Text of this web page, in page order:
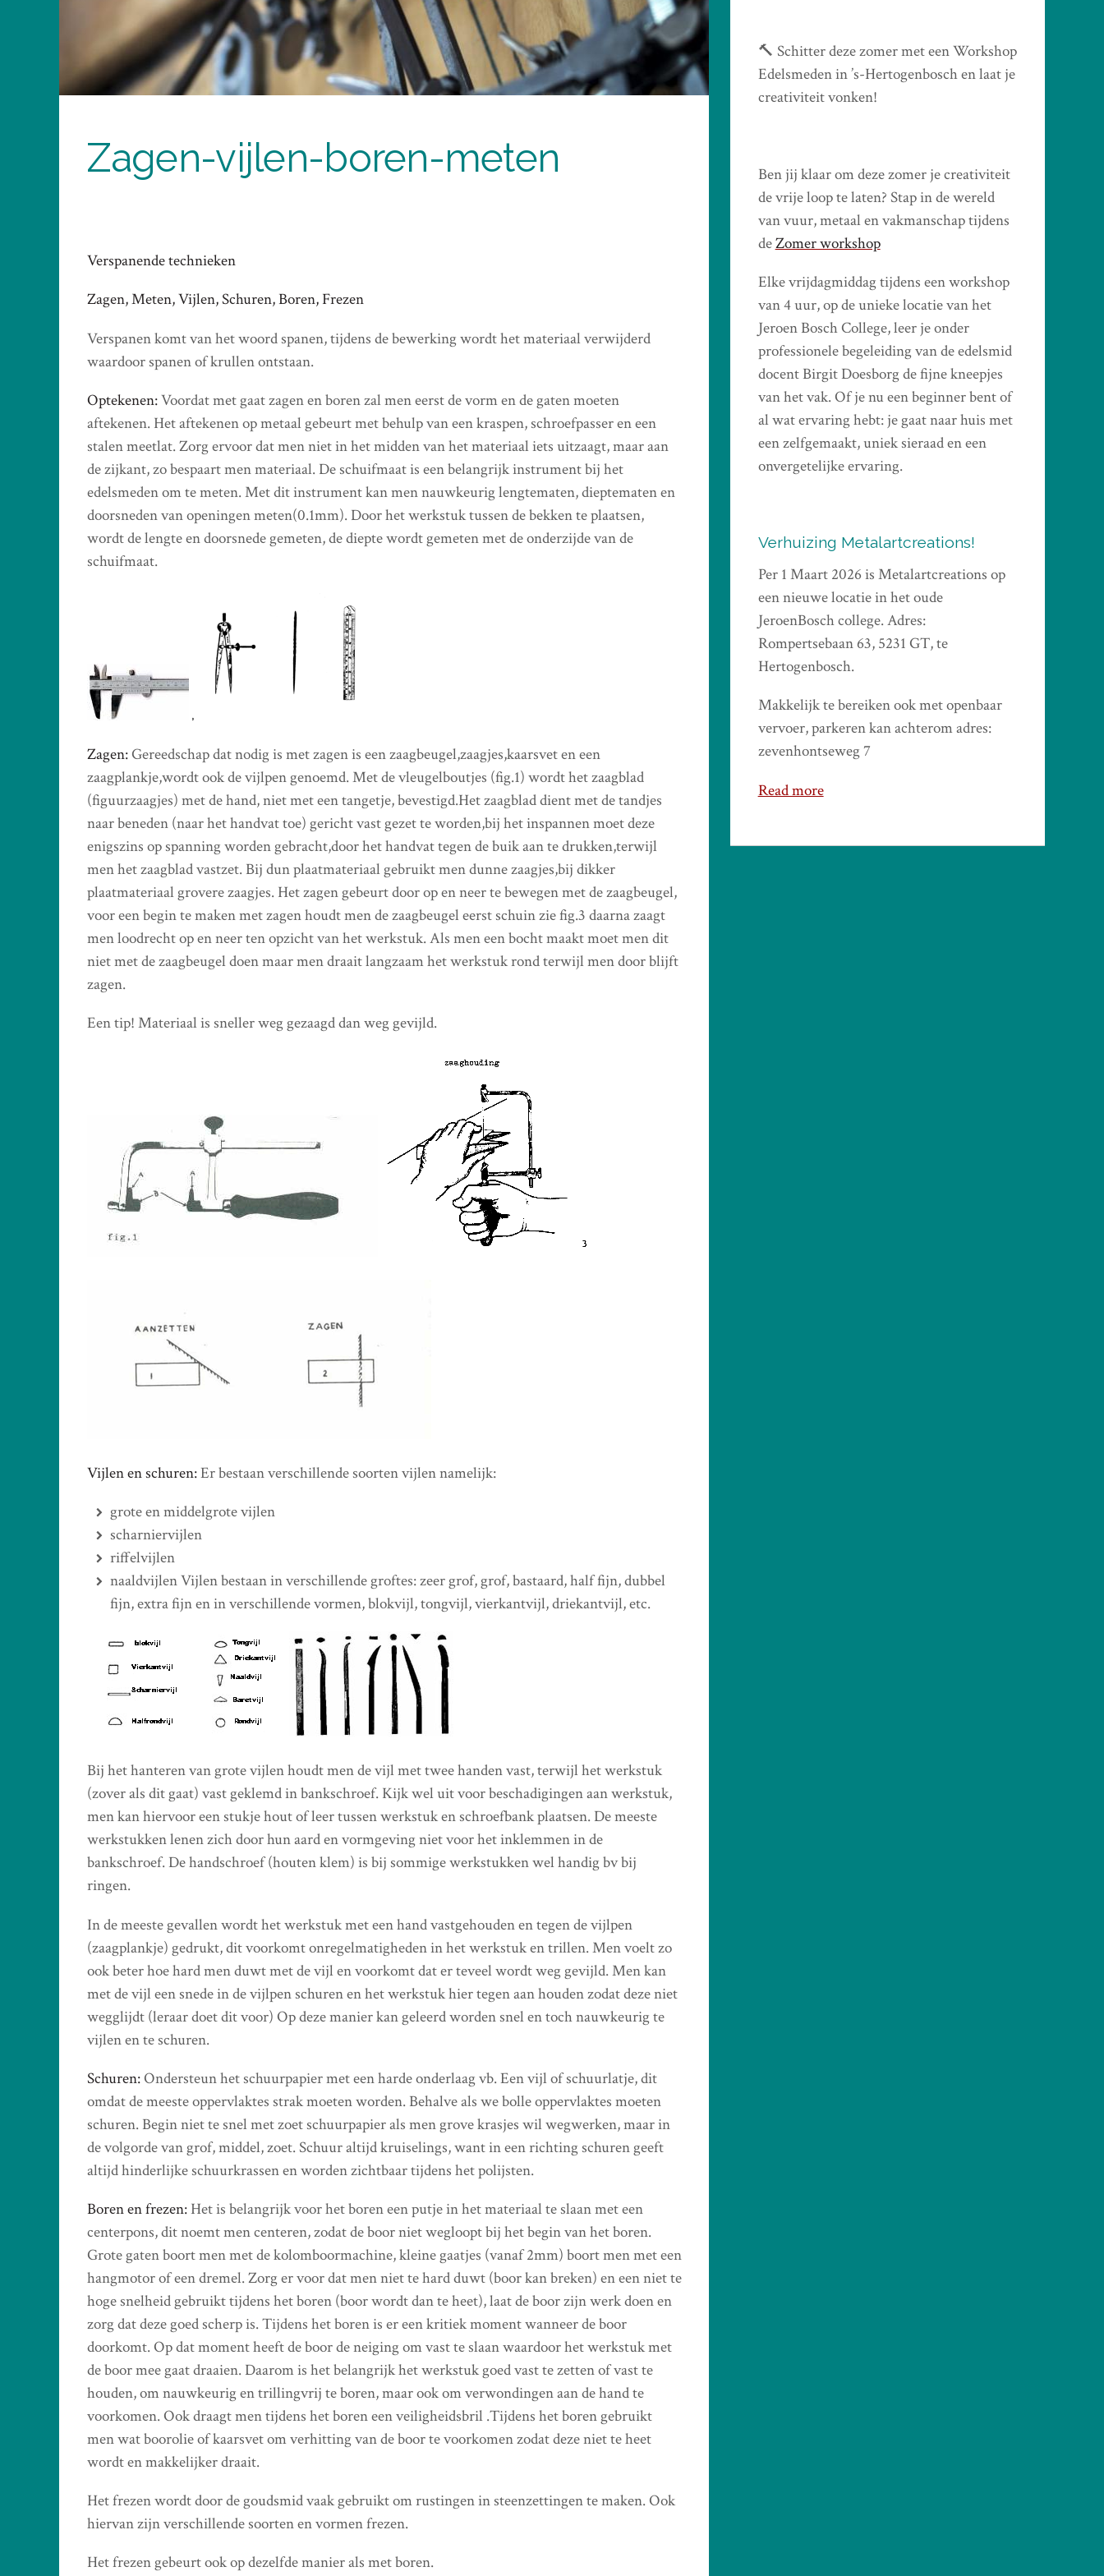
Zagen-vijlen-boren-meten
Verspanende technieken
Zagen, Meten, Vijlen, Schuren, Boren, Frezen
Verspanen komt van het woord spanen, tijdens de bewerking wordt het materiaal verwijderd
waardoor spanen of krullen ontstaan.
Optekenen:Voordat met gaat zagen en boren zal men eerst de vorm en de gaten moeten
aftekenen. Het aftekenen op metaal gebeurt met behulp van een kraspen, schroefpasser en een
stalen meetlat. Zorg ervoor dat men niet in het midden van het materiaal iets uitzaagt, maar aan
de zijkant, zo bespaart men materiaal. De schuifmaat is een belangrijk instrument bij het
edelsmeden om te meten. Met dit instrument kan men nauwkeurig lengtematen, dieptematen en
doorsneden van openingen meten(0.1mm). Door het werkstuk tussen de bekken te plaatsen,
wordt de lengte en doorsnede gemeten, de diepte wordt gemeten met de onderzijde van de
schuifmaat.
Zagen: Gereedschap dat nodig is met zagen is een zaagbeugel,zaagjes,kaarsvet en een
zaagplankje,wordt ook de vijlpen genoemd. Met de vleugelboutjes (fig.1) wordt het zaagblad
(figuurzaagjes) met de hand, niet met een tangetje, bevestigd.Het zaagblad dient met de tandjes
naar beneden (naar het handvat toe) gericht vast gezet te worden,bij het inspannen moet deze
enigszins op spanning worden gebracht,door het handvat tegen de buik aan te drukken,terwijl
men het zaagblad vastzet. Bij dun plaatmateriaal gebruikt men dunne zaagjes,bij dikker
plaatmateriaal grovere zaagjes. Het zagen gebeurt door op en neer te bewegen met de zaagbeugel,
voor een begin te maken met zagen houdt men de zaagbeugel eerst schuin zie fig.3 daarna zaagt
men loodrecht op en neer ten opzicht van het werkstuk. Als men een bocht maakt moet men dit
niet met de zaagbeugel doen maar men draait langzaam het werkstuk rond terwijl men door blijft
zagen.
Een tip! Materiaal is sneller weg gezaagd dan weg gevijld.
Vijlen en schuren:Er bestaan verschillende soorten vijlen namelijk:
grote en middelgrote vijlen
scharniervijlen
riffelvijlen
naaldvijlen Vijlen bestaan in verschillende groftes: zeer grof, grof, bastaard, half fijn, dubbel
fijn, extra fijn en in verschillende vormen, blokvijl, tongvijl, vierkantvijl, driekantvijl, etc.
Bij het hanteren van grote vijlen houdt men de vijl met twee handen vast, terwijl het werkstuk
(zover als dit gaat) vast geklemd in bankschroef. Kijk wel uit voor beschadigingen aan werkstuk,
men kan hiervoor een stukje hout of leer tussen werkstuk en schroefbank plaatsen. De meeste
werkstukken lenen zich door hun aard en vormgeving niet voor het inklemmen in de
bankschroef. De handschroef (houten klem) is bij sommige werkstukken wel handig bv bij
ringen.
In de meeste gevallen wordt het werkstuk met een hand vastgehouden en tegen de vijlpen
(zaagplankje) gedrukt, dit voorkomt onregelmatigheden in het werkstuk en trillen. Men voelt zo
ook beter hoe hard men duwt met de vijl en voorkomt dat er teveel wordt weg gevijld. Men kan
met de vijl een snede in de vijlpen schuren en het werkstuk hier tegen aan houden zodat deze niet
wegglijdt (leraar doet dit voor) Op deze manier kan geleerd worden snel en toch nauwkeurig te
vijlen en te schuren.
Schuren:Ondersteun het schuurpapier met een harde onderlaag vb. Een vijl of schuurlatje, dit
omdat de meeste oppervlaktes strak moeten worden. Behalve als we bolle oppervlaktes moeten
schuren. Begin niet te snel met zoet schuurpapier als men grove krasjes wil wegwerken, maar in
de volgorde van grof, middel, zoet. Schuur altijd kruiselings, want in een richting schuren geeft
altijd hinderlijke schuurkrassen en worden zichtbaar tijdens het polijsten.
Boren en frezen:Het is belangrijk voor het boren een putje in het materiaal te slaan met een
centerpons, dit noemt men centeren, zodat de boor niet wegloopt bij het begin van het boren.
Grote gaten boort men met de kolomboormachine, kleine gaatjes (vanaf 2mm) boort men met een
hangmotor of een dremel. Zorg er voor dat men niet te hard duwt (boor kan breken) en een niet te
hoge snelheid gebruikt tijdens het boren (boor wordt dan te heet), laat de boor zijn werk doen en
zorg dat deze goed scherp is. Tijdens het boren is er een kritiek moment wanneer de boor
doorkomt. Op dat moment heeft de boor de neiging om vast te slaan waardoor het werkstuk met
de boor mee gaat draaien. Daarom is het belangrijk het werkstuk goed vast te zetten of vast te
houden, om nauwkeurig en trillingvrij te boren, maar ook om verwondingen aan de hand te
voorkomen. Ook draagt men tijdens het boren een veiligheidsbril .Tijdens het boren gebruikt
men wat boorolie of kaarsvet om verhitting van de boor te voorkomen zodat deze niet te heet
wordt en makkelijker draait.
Het frezen wordt door de goudsmid vaak gebruikt om rustingen in steenzettingen te maken. Ook
hiervan zijn verschillende soorten en vormen frezen.
Het frezen gebeurt ook op dezelfde manier als met boren.
🔨 Schitter deze zomer met een Workshop
Edelsmeden in ’s-Hertogenbosch en laat je
creativiteit vonken!
Ben jij klaar om deze zomer je creativiteit
de vrije loop te laten? Stap in de wereld
van vuur, metaal en vakmanschap tijdens
deZomer workshop
Elke vrijdagmiddag tijdens een workshop
van 4 uur, op de unieke locatie van het
Jeroen Bosch College, leer je onder
professionele begeleiding van de edelsmid
docent Birgit Doesborg de fijne kneepjes
van het vak. Of je nu een beginner bent of
al wat ervaring hebt: je gaat naar huis met
een zelfgemaakt, uniek sieraad en een
onvergetelijke ervaring.
Verhuizing Metalartcreations!
Per 1 Maart 2026 is Metalartcreations op
een nieuwe locatie in het oude
JeroenBosch college. Adres:
Rompertsebaan 63, 5231 GT, te
Hertogenbosch.
Makkelijk te bereiken ook met openbaar
vervoer, parkeren kan achterom adres:
zevenhontseweg 7
Read more